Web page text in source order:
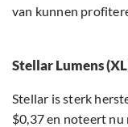
van kunnen
Stellar Lumens
Stellar is sterk
$0,37 en noteert nu